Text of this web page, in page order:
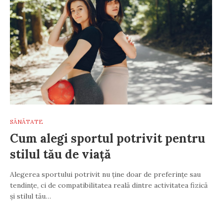
SĂNĂTATE
Cum alegi sportul potrivit pentru
stilul tău de viață
Alegerea sportului potrivit nu ține doar de preferințe sau
tendințe, ci de compatibilitatea reală dintre activitatea fizică
și stilul tău…